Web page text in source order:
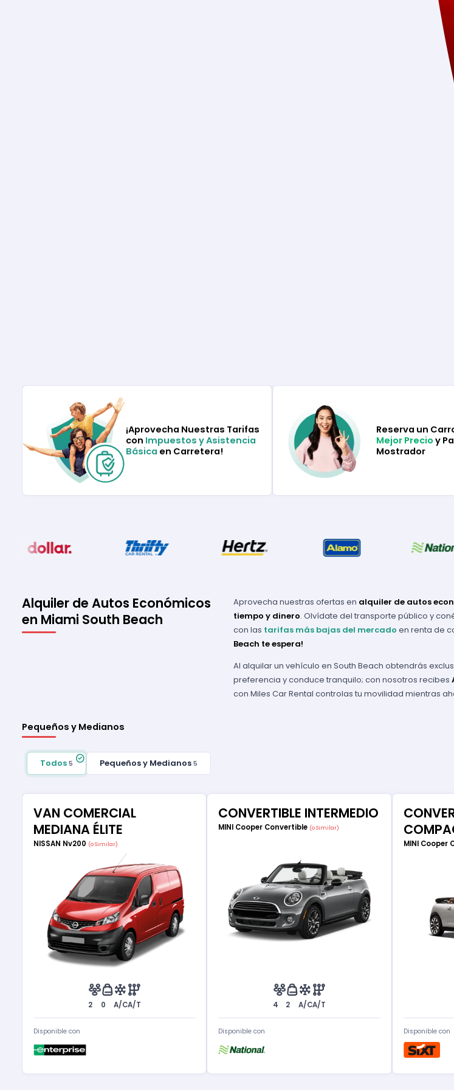
¡Aprovecha Nuestras Tarifas
con Impuestos y Asistencia
Básica en Carretera!
Reserva un
Mejor Precio y
Mostrador
Alquiler de Autos Económicos
en Miami South Beach
Aprovecha nuestras ofertas en alquiler de autos
tiempo y dinero. Olvídate del transporte público y
con las tarifas más bajas del mercado en renta de
Beach te espera!
Al alquilar un vehículo en South Beach obtendrás
preferencia y conduce tranquilo; con nosotros recibes
con Miles Car Rental controlas tu movilidad mientras
Pequeños y Medianos
Todos 5 Pequeños y Medianos5
VAN COMERCIAL
MEDIANA ÉLITE
NISSAN Nv200 (o Similar)
2 0 A/CA/T
Disponible con
CONVERTIBLE INTERMEDIO
MINI Cooper Convertible (o Similar)
4 2 A/CA/T
Disponible con
MINI Cooper
Disponible con